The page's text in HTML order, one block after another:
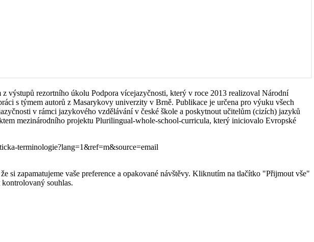
z výstupů rezortního úkolu Podpora vícejazyčnosti, který v roce 2013 realizoval Národní
s týmem autorů z Masarykovy univerzity v Brně. Publikace je určena pro výuku všech
v rámci jazykového vzdělávání v české škole a poskytnout učitelům (cizích) jazyků
mezinárodního projektu Plurilingual-whole-school-curricula, který iniciovalo Evropské
terminologie?lang=1&ref=m&source=email
si zapamatujeme vaše preference a opakované návštěvy. Kliknutím na tlačítko "Přijmout vše"
souhlas.